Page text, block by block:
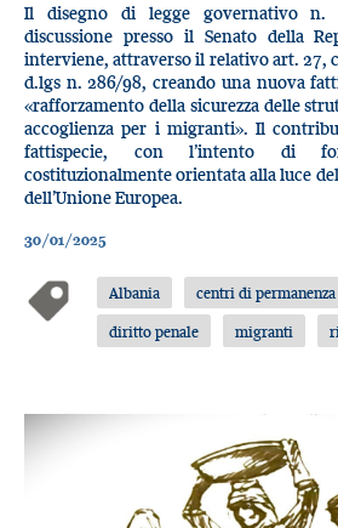
Il disegno di legge governativo n.
discussione presso il Senato della
interviene, attraverso il relativo art. 27,
d.lgs n. 286/98, creando una nuova
«rafforzamento della sicurezza delle
accoglienza per i migranti». Il
fattispecie, con l’intento di
costituzionalmente orientata alla luce
dell’Unione Europea.
30/01/2025
Albania
centri di
diritto penale
migranti